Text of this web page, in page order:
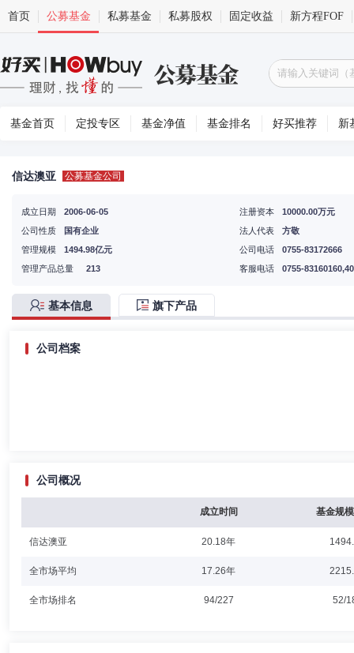
首页 公募基金 私募基金 私募股权 固定收益 新方程FOF
基金首页 定投专区 基金净值 基金排名 好买推荐 新
信达澳亚 公募基金公司
成立日期
2006-06-05
公司性质
国有企业
注册资本
10000.00万元
法人代表
方敬
管理规模
1494.98亿元
管理产品总量
213
公司电话
0755-83172666
客服电话
0755-
基本信息 旗下产品
公司档案
公司概况
成立时间 基金规
信达澳亚 20.18年
全市场平均 17.26年
全市场排名 94/227 52/